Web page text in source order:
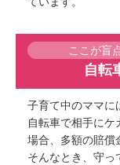
ここが盲
自転
子育て中のママに
自転車で相手にケ
場合、多額の賠
そんなとき、守っ